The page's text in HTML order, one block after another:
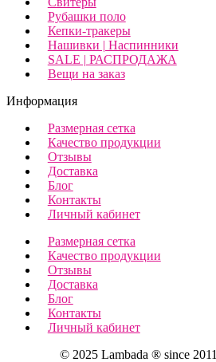
Рубашки поло
Кепки-тракеры
Нашивки | Наспинники
SALE | РАСПРОДАЖА
Вещи на заказ
Информация
Размерная сетка
Качество продукции
Отзывы
Доставка
Блог
Контакты
Личный кабинет
Размерная сетка
Качество продукции
Отзывы
Доставка
Блог
Контакты
Личный кабинет
© 2025 Lambada ® since 2011